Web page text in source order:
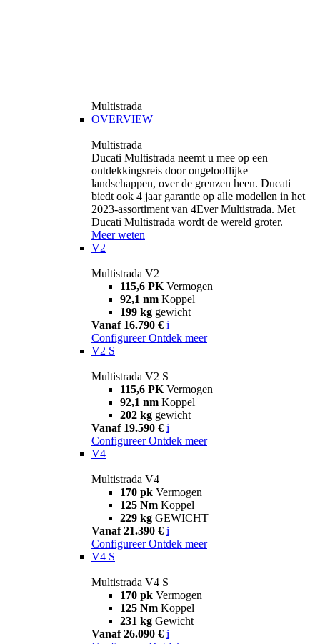
Multistrada
OVERVIEW
Multistrada
Ducati Multistrada neemt u mee op een
ontdekkingsreis door ongelooflijke
landschappen, over de grenzen heen. Ducati
biedt ook 4 jaar garantie op alle modellen in het
2023-assortiment van 4Ever Multistrada. Met
Ducati Multistrada wordt de wereld groter.
Meer weten
V2
Multistrada V2
115,6 PK Vermogen
92,1 nm Koppel
199 kg gewicht
Vanaf 16.790 € i
Configureer Ontdek meer
V2 S
Multistrada V2 S
115,6 PK Vermogen
92,1 nm Koppel
202 kg gewicht
Vanaf 19.590 € i
Configureer Ontdek meer
V4
Multistrada V4
170 pk Vermogen
125 Nm Koppel
229 kg GEWICHT
Vanaf 21.390 € i
Configureer Ontdek meer
V4 S
Multistrada V4 S
170 pk Vermogen
125 Nm Koppel
231 kg Gewicht
Vanaf 26.090 € i